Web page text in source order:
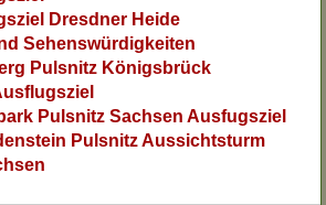
Dresdner Heide
Sehenswürdigkeiten
Pulsnitz Königsbrück
Pulsnitz Sachsen Ausfugsziel
Pulsnitz Aussichtsturm